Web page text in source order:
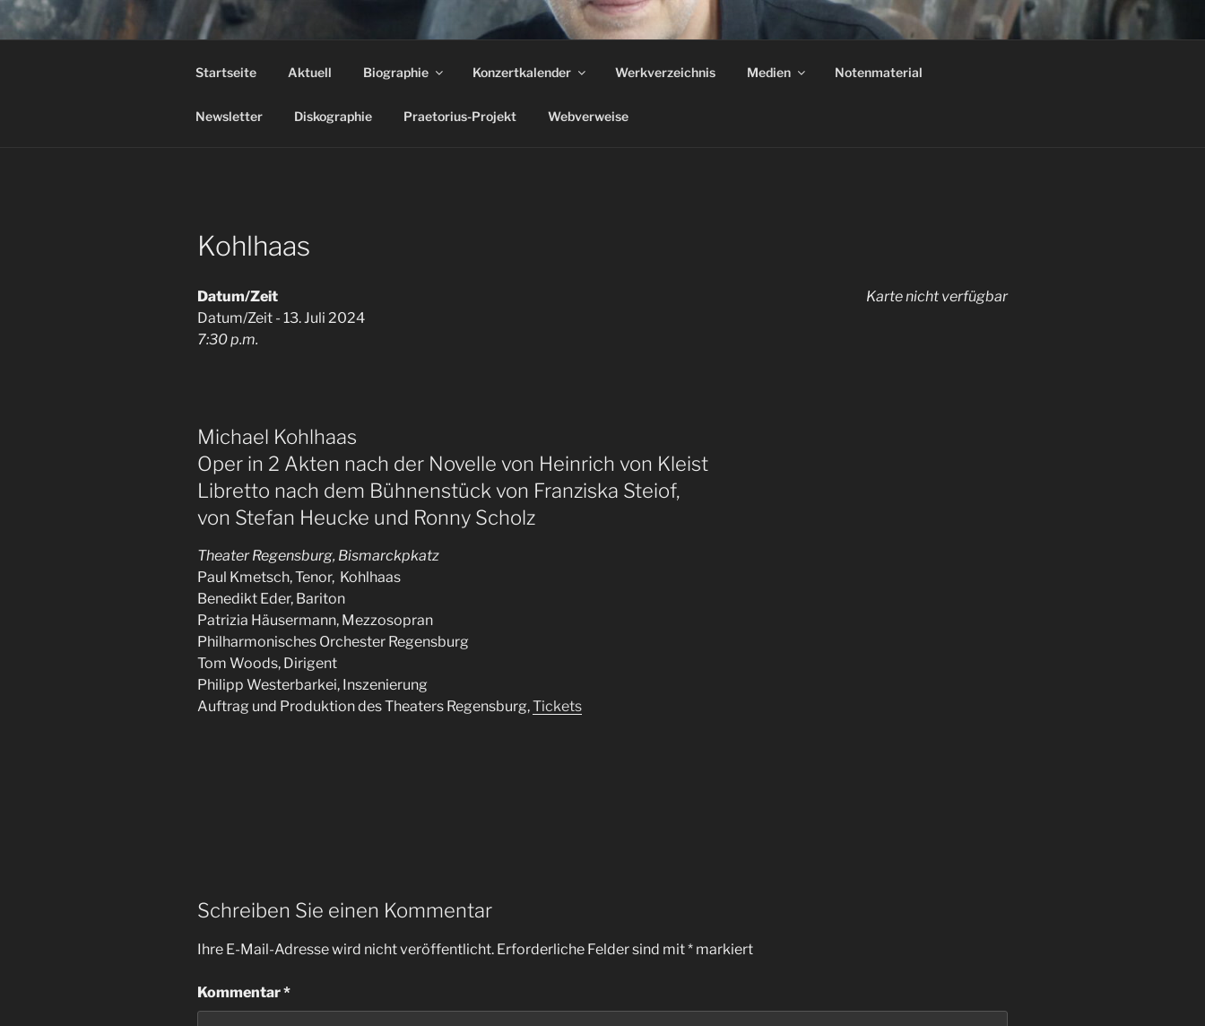
Zum
Inhalt
STEFAN HEUCKE | KOMPONIST
Startseite Aktuell Biographie Konzertkalender Werkverzeichnis Medien Notenmaterial
Newsletter Diskographie Praetorius-Projekt Webverweise
Kohlhaas
Karte nicht verfügbar
Datum/Zeit
Datum/Zeit - 13. Juli 2024
7:30 p.m.
Michael Kohlhaas
Oper in 2 Akten nach der Novelle von Heinrich von Kleist
Libretto nach dem Bühnenstück von Franziska Steiof,
von Stefan Heucke und Ronny Scholz
Theater Regensburg, Bismarckpkatz
Paul Kmetsch, Tenor, Kohlhaas
Benedikt Eder, Bariton
Patrizia Häusermann, Mezzosopran
Philharmonisches Orchester Regensburg
Tom Woods, Dirigent
Philipp Westerbarkei, Inszenierung
Auftrag und Produktion des Theaters Regensburg,Tickets
Schreiben Sie einen Kommentar
Ihre E-Mail-Adresse wird nicht veröffentlicht. Erforderliche Felder sind mit* markiert
Kommentar*